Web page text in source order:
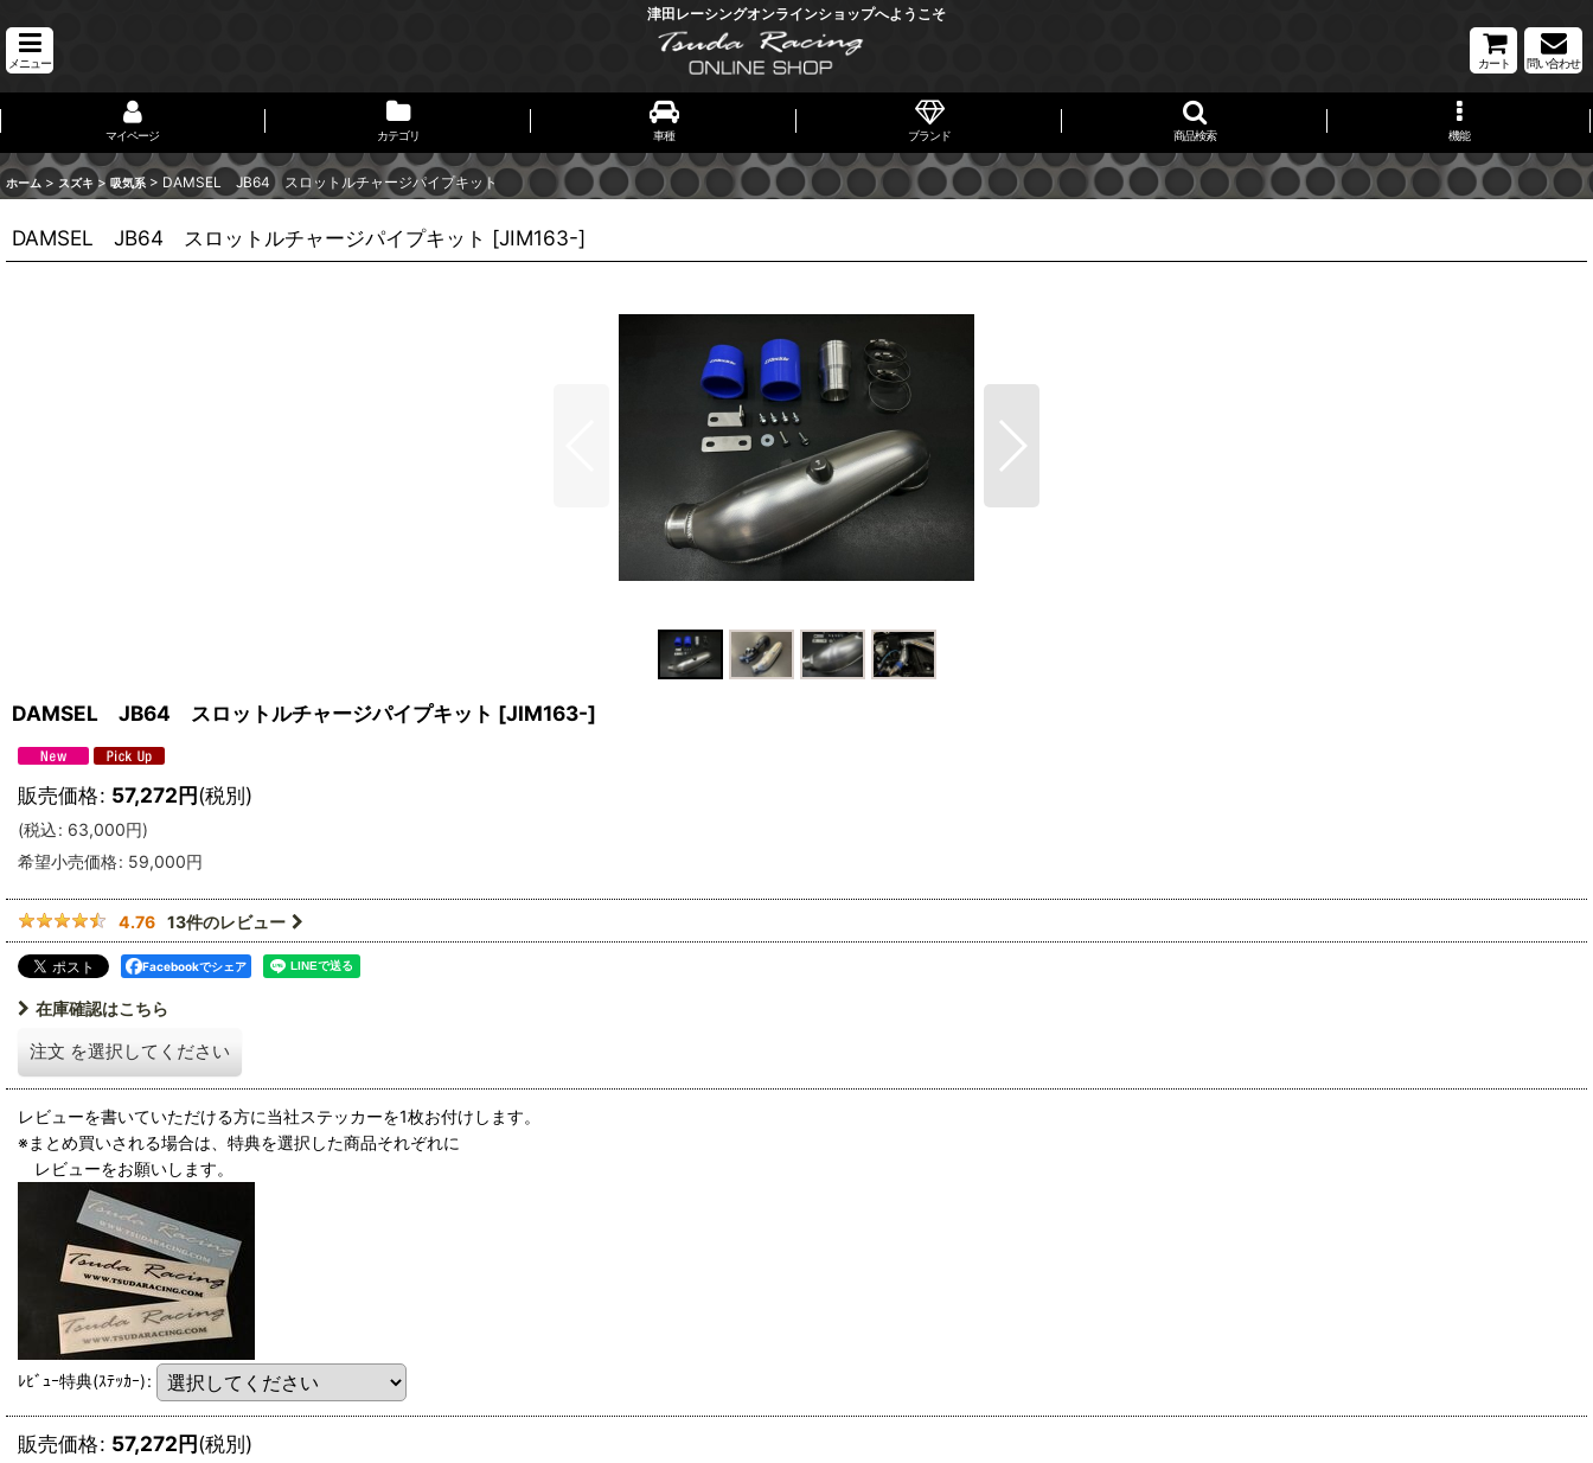
津田レーシングオンラインショップへようこそ
メニュー カート 問い合わせ
マイページ カテゴリ 車種 ブランド 商品検索 機能
ホーム > スズキ > 吸気系 > DAMSEL JB64 スロットルチャージパイプキット
DAMSEL JB64 スロットルチャージパイプキット [JIM163-]
DAMSEL JB64 スロットルチャージパイプキット [JIM163-]
販売価格: 57,272円(税別)
(税込: 63,000円)
希望小売価格: 59,000円
4.76 13件のレビュー
Facebookでシェア
在庫確認はこちら
注文 を選択してください
レビューを書いていただける方に当社ステッカーを1枚お付けします。
※まとめ買いされる場合は、特典を選択した商品それぞれに
レビューをお願いします。
ﾚﾋﾞｭｰ特典(ｽﾃｯｶｰ):
販売価格: 57,272円(税別)